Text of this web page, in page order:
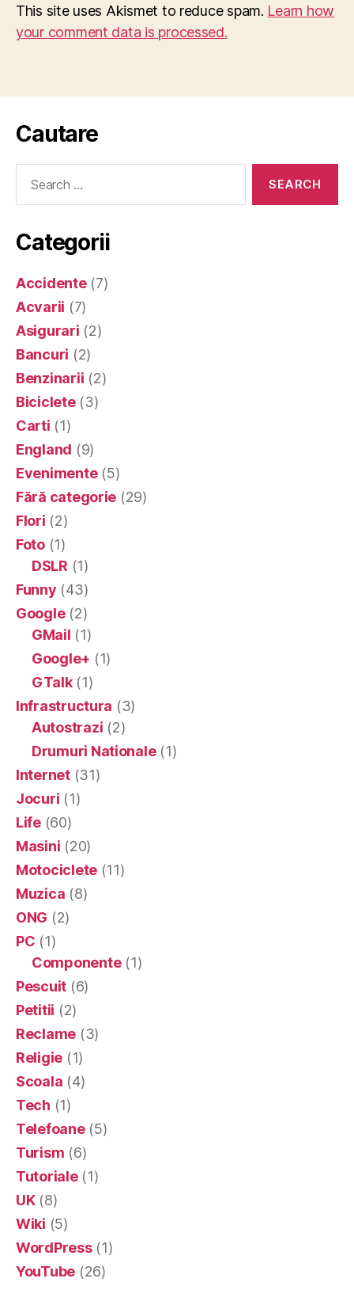
This site uses Akismet to reduce spam. Learn how
your comment data is processed.
Cautare
Categorii
Accidente(7)
Acvarii (7)
Asigurari (2)
Bancuri (2)
Benzinarii (2)
Biciclete(3)
Carti (1)
England (9)
Evenimente(5)
Fără categorie (29)
Flori (2)
Foto(1)
DSLR (1)
Funny (43)
Google(2)
GMail (1)
Google+ (1)
GTalk(1)
Infrastructura (3)
Autostrazi (2)
Drumuri Nationale(1)
Internet(31)
Jocuri (1)
Life(60)
Masini (20)
Motociclete (11)
Muzica (8)
ONG (2)
PC (1)
Componente(1)
Pescuit (6)
Petitii (2)
Reclame (3)
Religie (1)
Scoala (4)
Tech (1)
Telefoane(5)
Turism (6)
Tutoriale(1)
UK(8)
Wiki (5)
WordPress(1)
YouTube (26)